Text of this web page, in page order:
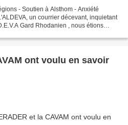
- Soutien à Alsthom - Anxiété
un courrier décevant, inquietant
Gard Rhodanien , nous étions
ont voulu en savoir